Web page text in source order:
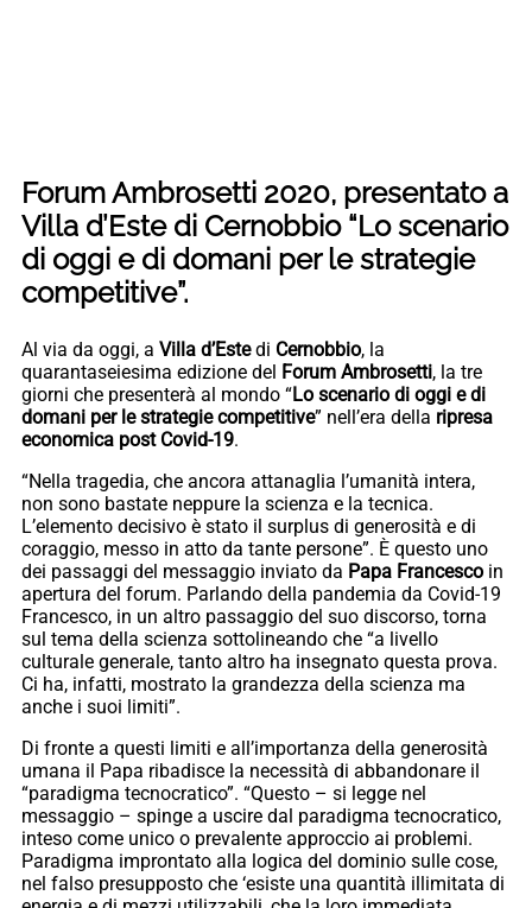
Forum Ambrosetti 2020, presentato a
Villa d’Este di Cernobbio “Lo scenario
di oggi e di domani per le strategie
competitive”.
Al via da oggi, a Villa d’Estedi Cernobbio, la
quarantaseiesima edizione del Forum Ambrosetti, la tre
giorni che presenterà al mondo “Lo scenario di oggi e di
domani per le strategie competitive” nell’era della ripresa
economica post Covid-19.
“Nella tragedia, che ancora attanaglia l’umanità intera,
non sono bastate neppure la scienza e la tecnica.
L’elemento decisivo è stato il surplus di generosità e di
coraggio, messo in atto da tante persone”. È questo uno
dei passaggi del messaggio inviato da Papa Francesco in
apertura del forum. Parlando della pandemia da Covid-19
Francesco, in un altro passaggio del suo discorso, torna
sul tema della scienza sottolineando che “a livello
culturale generale, tanto altro ha insegnato questa prova.
Ci ha, infatti, mostrato la grandezza della scienza ma
anche i suoi limiti”.
Di fronte a questi limiti e all’importanza della generosità
umana il Papa ribadisce la necessità di abbandonare il
“paradigma tecnocratico”. “Questo – si legge nel
messaggio – spinge a uscire dal paradigma tecnocratico,
inteso come unico o prevalente approccio ai problemi.
Paradigma improntato alla logica del dominio sulle cose,
nel falso presupposto che ‘esiste una quantità illimitata di